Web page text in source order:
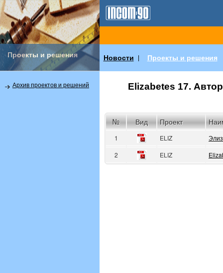
Проекты и решения Новости Проекты и решения
Архив проектов и решений Elizabetes 17.
№ Вид Проект
1 ELIZ
2
ELIZ